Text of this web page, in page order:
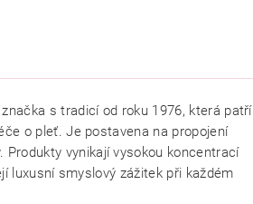
s tradicí od roku 1976, která patří
o pleť. Je postavena na propojení
vynikají vysokou koncentrací
luxusní smyslový zážitek při každém